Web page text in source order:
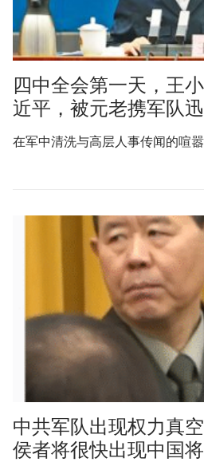
四中全会第一天，王
近平，被元老携军队
在军中清洗与高层人事传闻的喧
中共军队出现权力真
侯者将很快出现中国